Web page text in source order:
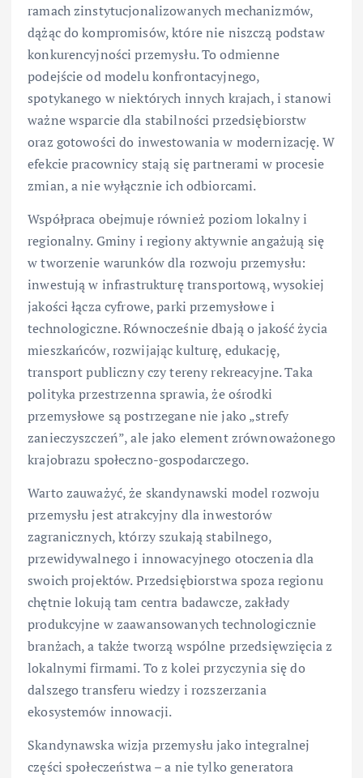
ramach zinstytucjonalizowanych mechanizmów,
dążąc do kompromisów, które nie niszczą podstaw
konkurencyjności przemysłu. To odmienne
podejście od modelu konfrontacyjnego,
spotykanego w niektórych innych krajach, i stanowi
ważne wsparcie dla stabilności przedsiębiorstw
oraz gotowości do inwestowania w modernizację. W
efekcie pracownicy stają się partnerami w procesie
zmian, a nie wyłącznie ich odbiorcami.
Współpraca obejmuje również poziom lokalny i
regionalny. Gminy i regiony aktywnie angażują się
w tworzenie warunków dla rozwoju przemysłu:
inwestują w infrastrukturę transportową, wysokiej
jakości łącza cyfrowe, parki przemysłowe i
technologiczne. Równocześnie dbają o jakość życia
mieszkańców, rozwijając kulturę, edukację,
transport publiczny czy tereny rekreacyjne. Taka
polityka przestrzenna sprawia, że ośrodki
przemysłowe są postrzegane nie jako „strefy
zanieczyszczeń”, ale jako element zrównoważonego
krajobrazu społeczno-gospodarczego.
Warto zauważyć, że skandynawski model rozwoju
przemysłu jest atrakcyjny dla inwestorów
zagranicznych, którzy szukają stabilnego,
przewidywalnego i innowacyjnego otoczenia dla
swoich projektów. Przedsiębiorstwa spoza regionu
chętnie lokują tam centra badawcze, zakłady
produkcyjne w zaawansowanych technologicznie
branżach, a także tworzą wspólne przedsięwzięcia z
lokalnymi firmami. To z kolei przyczynia się do
dalszego transferu wiedzy i rozszerzania
ekosystemów innowacji.
Skandynawska wizja przemysłu jako integralnej
części społeczeństwa – a nie tylko generatora